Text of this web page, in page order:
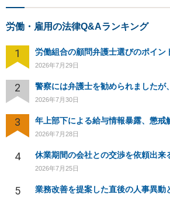
労働・雇用の法律Q&Aランキング
1 労働組合の顧問弁護士選びのポイン
2026年7月29日
2
2026年7月30日
3 年上部下による給与情報暴露、懲戒
2026年7月28日
4 休業期間の会社との交渉を依頼出来
2026年7月25日
5